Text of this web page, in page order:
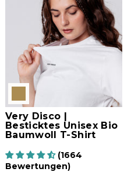
Very Disco |
Besticktes Unisex Bio
Baumwoll T-Shirt
(1664
Bewertungen)